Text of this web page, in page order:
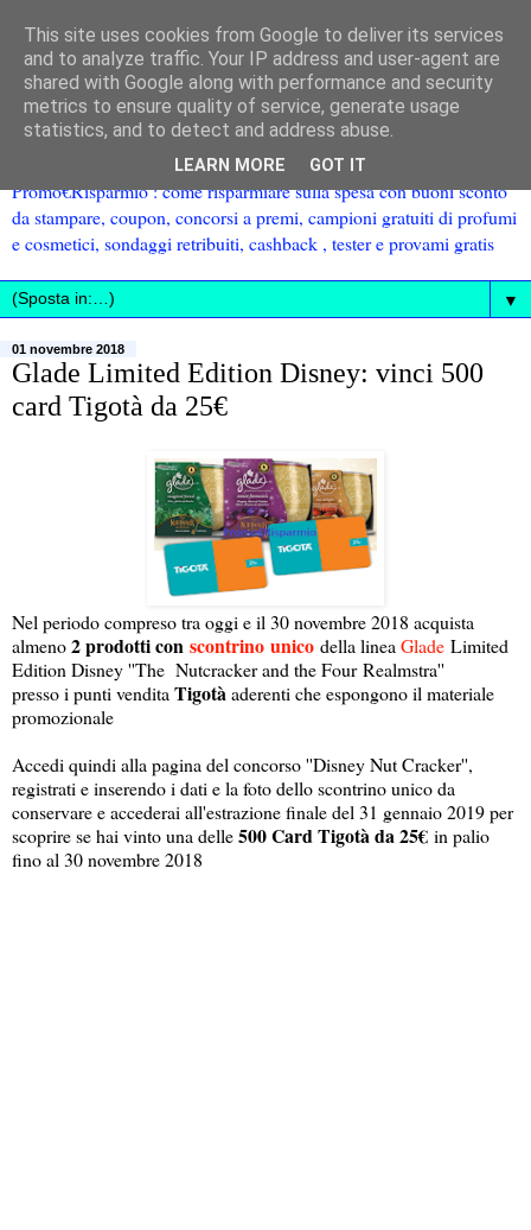
Promo€Risparmio : come risparmiare sulla spesa con buoni sconto
da stampare, coupon, concorsi a premi, campioni gratuiti di profumi
e cosmetici, sondaggi retribuiti, cashback , tester e provami gratis
▼
01 novembre 2018
Glade Limited Edition Disney: vinci 500
card Tigotà da 25€
Nel periodo compreso tra oggi e il 30 novembre 2018 acquista
almeno2 prodotti con scontrino unico della linea Glade Limited
Edition Disney ''The Nutcracker and the Four Realmstra''
presso i punti vendita Tigotà aderenti che espongono il materiale
promozionale
Accedi quindi alla pagina del concorso ''Disney Nut Cracker'',
registrati e inserendo i dati e la foto dello scontrino unico da
conservare e accederai all'estrazione finale del 31 gennaio 2019 per
scoprire se hai vinto una delle500 Card Tigotà da 25€ in palio
fino al 30 novembre 2018
This site uses cookies from Google to deliver its services
and to analyze traffic. Your IP address and user-agent are
shared with Google along with performance and security
metrics to ensure quality of service, generate usage
statistics, and to detect and address abuse.
LEARN MORE GOT IT